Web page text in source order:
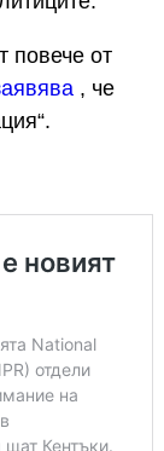
повече от
, че